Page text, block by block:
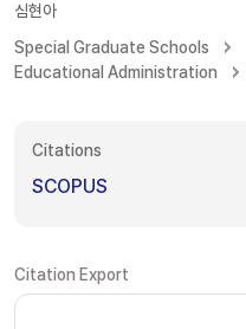
심현아
Special Graduate Schools
Educational Administration
Citations
SCOPUS
Citation Export